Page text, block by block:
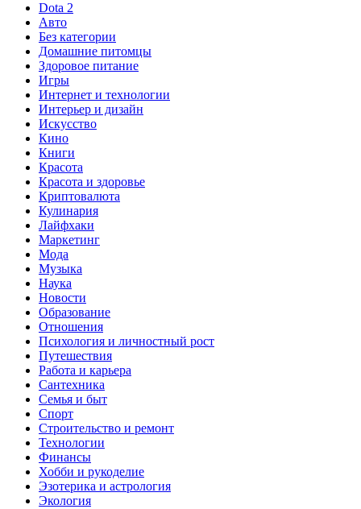
Dota 2
Авто
Без категории
Домашние питомцы
Здоровое питание
Игры
Интернет и технологии
Интерьер и дизайн
Искусство
Кино
Книги
Красота
Красота и здоровье
Криптовалюта
Кулинария
Лайфхаки
Маркетинг
Мода
Музыка
Наука
Новости
Образование
Отношения
Психология и личностный рост
Путешествия
Работа и карьера
Сантехника
Семья и быт
Спорт
Строительство и ремонт
Технологии
Финансы
Хобби и рукоделие
Эзотерика и астрология
Экология